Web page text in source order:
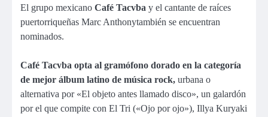
El grupo mexicano Café Tacvba y el cantante de raíces
puertorriqueñas Marc Anthonytambién se encuentran
nominados.
Café Tacvba opta al gramófono dorado en la categoría
de mejor álbum latino de música rock, urbana o
alternativa por «El objeto antes llamado disco», un galardón
por el que compite con El Tri («Ojo por ojo»), Illya Kuryaki